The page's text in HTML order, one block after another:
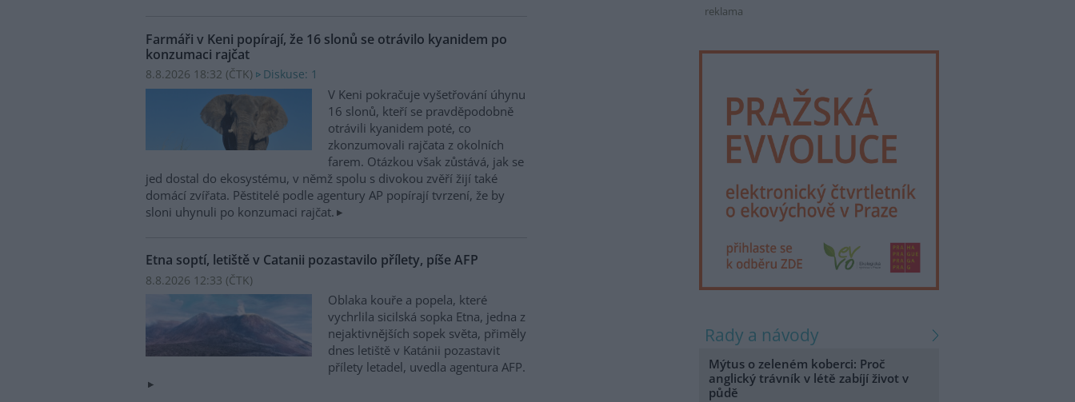
Farmáři v Keni popírají, že 16 slonů se otrávilo kyanidem po
konzumaci rajčat
8.8.2026 18:32 (ČTK) Diskuse: 1
V Keni pokračuje vyšetřování úhynu
16 slonů, kteří se pravděpodobně
otrávili kyanidem poté, co
zkonzumovali rajčata z okolních
farem. Otázkou však zůstává, jak se
jed dostal do ekosystému, v němž spolu s divokou zvěří žijí také
domácí zvířata. Pěstitelé podle agentury AP popírají tvrzení, že by
sloni uhynuli po konzumaci rajčat.
Etna soptí, letiště v Catanii pozastavilo přílety, píše AFP
8.8.2026 12:33 (ČTK)
Oblaka kouře a popela, které
vychrlila sicilská sopka Etna, jedna z
nejaktivnějších sopek světa, přiměly
dnes letiště v Katánii pozastavit
přílety letadel, uvedla agentura AFP.
reklama
rady a návody
Mýtus o zeleném koberci: Proč
anglický trávník v létě zabíjí život v
půdě